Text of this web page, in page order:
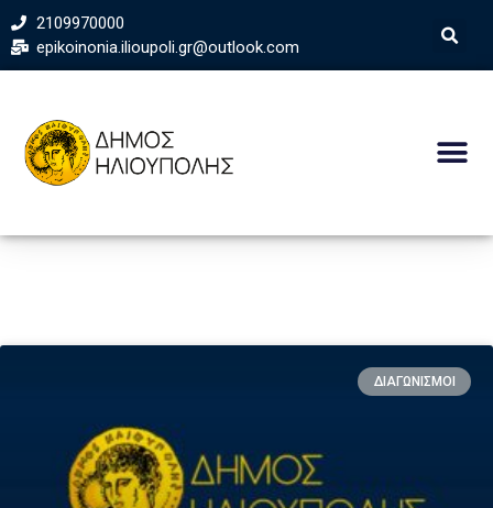
2109970000
epikoinonia.ilioupoli.gr@outlook.com
ΔΙΑΓΩΝΙΣΜΟΙ